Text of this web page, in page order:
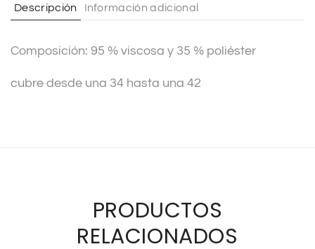
i
e
Descripción Información adicional
Composición: 95 % viscosa y 35 % poliéster
cubre desde una 34 hasta una 42
PRODUCTOS
RELACIONADOS